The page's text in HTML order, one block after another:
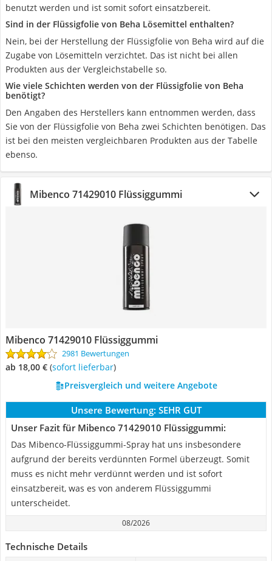
benutzt werden und ist somit sofort einsatzbereit.
Sind in der Flüssigfolie von Beha Lösemittel enthalten?
Nein, bei der Herstellung der Flüssigfolie von Beha wird auf die
Zugabe von Lösemitteln verzichtet. Das ist nicht bei allen
Produkten aus der Vergleichstabelle so.
Wie viele Schichten werden von der Flüssigfolie von Beha
benötigt?
Den Angaben des Herstellers kann entnommen werden, dass
Sie von der Flüssigfolie von Beha zwei Schichten benötigen. Das
ist bei den meisten vergleichbaren Produkten aus der Tabelle
ebenso.
Mibenco 71429010 Flüssiggummi
Mibenco 71429010 Flüssiggummi
2981 Bewertungen
ab 18,00 € ( Sofort lieferbar)
Preisvergleich und weitere Angebote
Unsere Bewertung: SEHR GUT
Unser Fazit für Mibenco 71429010 Flüssiggummi:
Das Mibenco-Flüssiggummi-Spray hat uns insbesondere
aufgrund der bereits verdünnten Formel überzeugt. Somit
muss es nicht mehr verdünnt werden und ist sofort
einsatzbereit, was es von anderem Flüssiggummi
unterscheidet.
08/2026
Technische Details